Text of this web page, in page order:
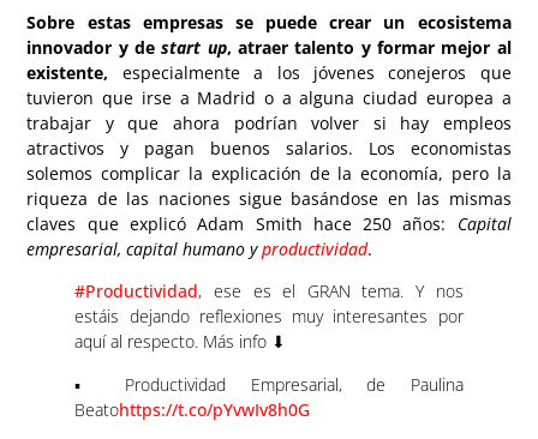
Sobre estas empresas se puede crear un ecosistema
innovador y destart up, atraer talento y formar mejor al
existente, especialmente a los jóvenes conejeros que
tuvieron que irse a Madrid o a alguna ciudad europea a
trabajar y que ahora podrían volver si hay empleos
atractivos y pagan buenos salarios. Los economistas
solemos complicar la explicación de la economía, pero la
riqueza de las naciones sigue basándose en las mismas
claves que explicó Adam Smith hace 250 años: Capital
empresarial, capital humano yproductividad.
#Productividad, ese es el GRAN tema. Y nos
estáis dejando reflexiones muy interesantes por
aquí al respecto. Más info ⬇
▪ Productividad Empresarial, de Paulina
Beatohttps://t.co/pYvwIv8h0G